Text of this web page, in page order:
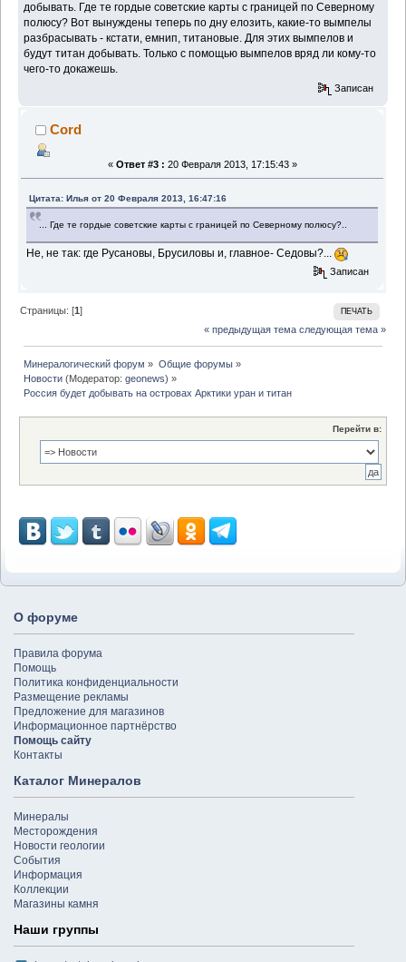
добывать. Где те гордые советские карты с границей по Северному
полюсу? Вот вынуждены теперь по дну елозить, какие-то вымпелы
разбрасывать - кстати, емнип, титановые. Для этих вымпелов и
будут титан добывать. Только с помощью вымпелов вряд ли кому-то
чего-то докажешь.
Записан
Cord
« Ответ #3 : 20 Февраля 2013, 17:15:43 »
Цитата: Илья от 20 Февраля 2013, 16:47:16
... Где те гордые советские карты с границей по Северному полюсу?..
Не, не так: где Русановы, Брусиловы и, главное- Седовы?...
Записан
ПЕЧАТЬ
Страницы: [1]
« предыдущая тема следующая тема »
Минералогический форум » Общие форумы»
Новости (Модератор:geonews) »
Россия будет добывать на островах Арктики уран и титан
Перейти в:
О форуме
Правила форума
Помощь
Политика конфиденциальности
Размещение рекламы
Предложение для магазинов
Информационное партнёрство
Помощь сайту
Контакты
Каталог Минералов
Минералы
Месторождения
Новости геологии
События
Информация
Коллекции
Магазины камня
Наши группы